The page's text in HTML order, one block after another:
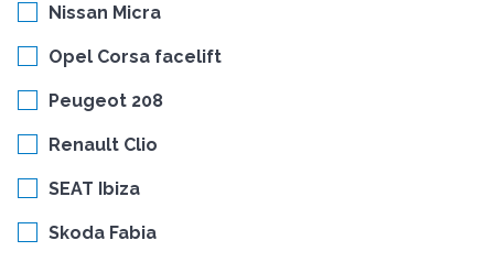
Nissan Micra
Opel Corsa facelift
Peugeot 208
Renault Clio
SEAT Ibiza
Skoda Fabia